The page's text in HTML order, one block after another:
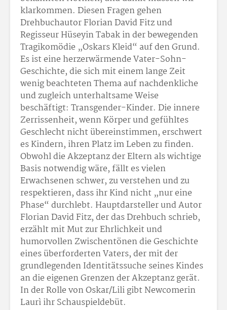
klarkommen. Diesen Fragen gehen
Drehbuchautor Florian David Fitz und
Regisseur Hüseyin Tabak in der bewegenden
Tragikomödie „Oskars Kleid“ auf den Grund.
Es ist eine herzerwärmende Vater-Sohn-
Geschichte, die sich mit einem lange Zeit
wenig beachteten Thema auf nachdenkliche
und zugleich unterhaltsame Weise
beschäftigt: Transgender-Kinder. Die innere
Zerrissenheit, wenn Körper und gefühltes
Geschlecht nicht übereinstimmen, erschwert
es Kindern, ihren Platz im Leben zu finden.
Obwohl die Akzeptanz der Eltern als wichtige
Basis notwendig wäre, fällt es vielen
Erwachsenen schwer, zu verstehen und zu
respektieren, dass ihr Kind nicht „nur eine
Phase“ durchlebt. Hauptdarsteller und Autor
Florian David Fitz, der das Drehbuch schrieb,
erzählt mit Mut zur Ehrlichkeit und
humorvollen Zwischentönen die Geschichte
eines überforderten Vaters, der mit der
grundlegenden Identitätssuche seines Kindes
an die eigenen Grenzen der Akzeptanz gerät.
In der Rolle von Oskar/Lili gibt Newcomerin
Laurì ihr Schauspieldebüt.